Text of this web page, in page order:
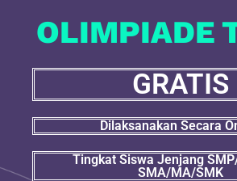
OLIMPIADE
GRATIS
Dilaksanakan Secara
Tingkat Siswa Jenjang
SMA/MA/SMK